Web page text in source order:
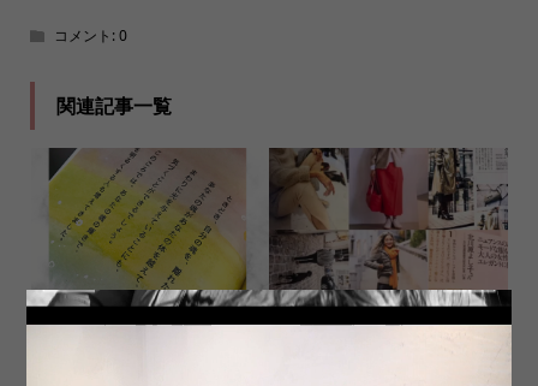
コメント:0
関連記事一覧